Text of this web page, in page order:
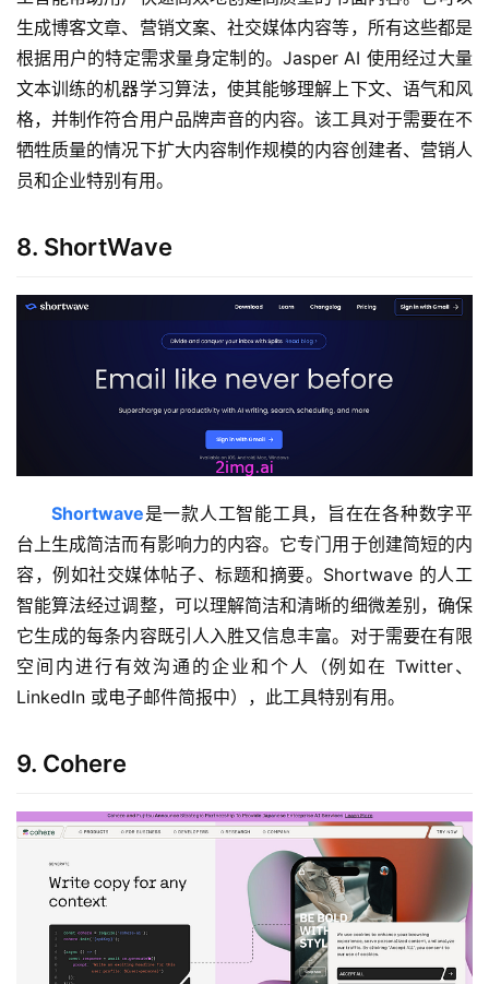
生成博客文章、营销文案、社交媒体内容等，所有这些都是
根据用户的特定需求量身定制的。Jasper AI 使用经过大量
文本训练的机器学习算法，使其能够理解上下文、语气和风
格，并制作符合用户品牌声音的内容。该工具对于需要在不
牺牲质量的情况下扩大内容制作规模的内容创建者、营销人
员和企业特别有用。
8. ShortWave
Shortwave是一款人工智能工具，旨在在各种数字平
台上生成简洁而有影响力的内容。它专门用于创建简短的内
容，例如社交媒体帖子、标题和摘要。Shortwave 的人工
智能算法经过调整，可以理解简洁和清晰的细微差别，确保
它生成的每条内容既引人入胜又信息丰富。对于需要在有限
空间内进行有效沟通的企业和个人（例如在 Twitter、
LinkedIn 或电子邮件简报中），此工具特别有用。
9. Cohere